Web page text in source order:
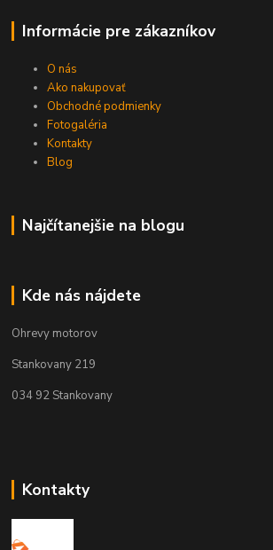
Informácie pre zákazníkov
O nás
Ako nakupovať
Obchodné podmienky
Fotogaléria
Kontakty
Blog
Najčítanejšie na blogu
Kde nás nájdete
Ohrevy motorov
Stankovany 219
034 92 Stankovany
Kontakty